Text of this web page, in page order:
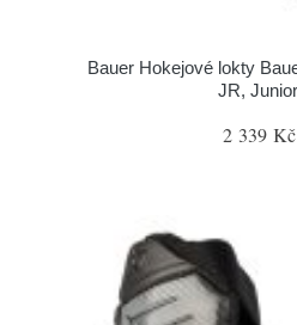
Bauer Hokejové lokty
JR,
2 339 Kč